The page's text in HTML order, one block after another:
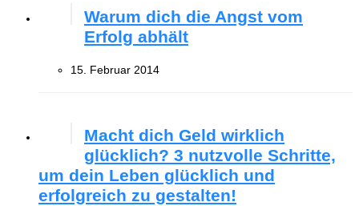
Warum dich die Angst vom
Erfolg abhält
15. Februar 2014
Macht dich Geld wirklich
glücklich? 3 nutzvolle Schritte,
um dein Leben glücklich und
erfolgreich zu gestalten!